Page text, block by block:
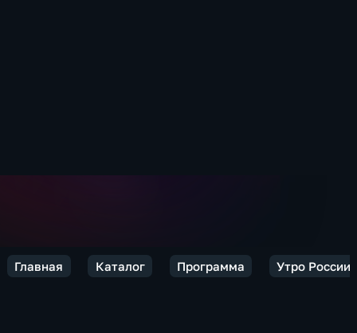
Главная Каталог Программа Утро